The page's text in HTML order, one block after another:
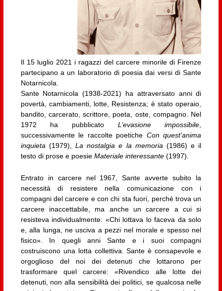
Il 15 luglio 2021 i ragazzi del carcere minorile di Firenze
partecipano a un laboratorio di poesia dai versi di Sante
Notarnicola.
Sante Notarnicola (1938-2021) ha attraversato anni di
povertà, cambiamenti, lotte, Resistenza; è stato operaio,
bandito, carcerato, scrittore, poeta, oste, compagno. Nel
1972 ha pubblicato L’evasione impossibile,
successivamente le raccolte poetiche Con quest’anima
inquieta(1979),La nostalgia e la memoria(1986) e il
testo di prose e poesie Materiale interessante(1997).
Entrato in carcere nel 1967, Sante avverte subito la
necessità di resistere nella comunicazione con i
compagni del carcere e con chi sta fuori, perché trova un
carcere inaccettabile, ma anche un carcere a cui si
resisteva individualmente: «Chi lottava lo faceva da solo
e, alla lunga, ne usciva a pezzi nel morale e spesso nel
fisico». In quegli anni Sante e i suoi compagni
costruiscono una lotta collettiva. Sante è consapevole e
orgoglioso del noi dei detenuti che lottarono per
trasformare quel carcere: «Rivendico alle lotte dei
detenuti, non alla sensibilità dei politici, se qualcosa nelle